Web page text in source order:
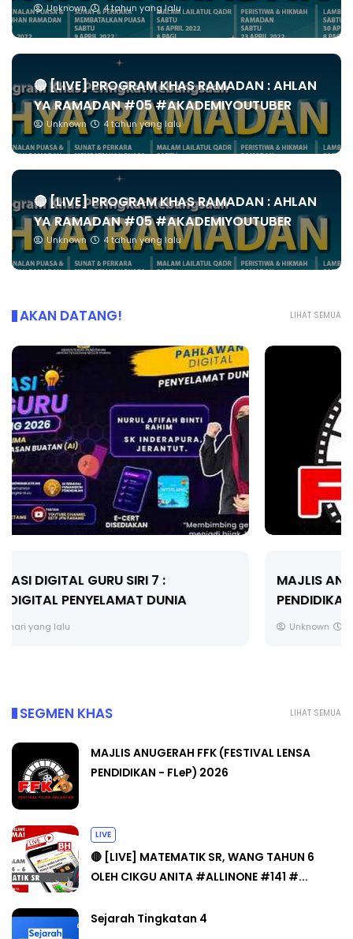
Unknown 4 tahun yang lalu
🔴 [LIVE] PROGRAM KHAS RAMADAN : AHLAN
YA RAMADAN #05 #AKADEMIYOUTUBER
Unknown 4 tahun yang lalu
🔴 [LIVE] PROGRAM KHAS RAMADAN : AHLAN
YA RAMADAN #05 #AKADEMIYOUTUBER
Unknown 4 tahun yang lalu
LIHAT SEMUA
AKAN DATANG!
MAJLIS ANUGERAH FFK (FESTIVAL LENSA
PENDIDIKAN - FLeP) 2026
Unknown
LIHAT SEMUA
SEGMEN KHAS
MAJLIS ANUGERAH FFK (FESTIVAL LENSA
PENDIDIKAN - FLeP) 2026
LIVE
🔴 [LIVE] MATEMATIK SR, WANG TAHUN 6
OLEH CIKGU ANITA #ALLINONE #141 #...
Sejarah Tingkatan 4